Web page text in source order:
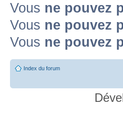
Annonce lue Annonce lue fermée
Annonce non lue Annonce non
Vous ne pouvez
Vous ne pouvez
Vous ne pouvez
Index du forum